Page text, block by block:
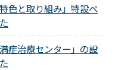
色と取り組み」特設ペ
症治療センター」の設